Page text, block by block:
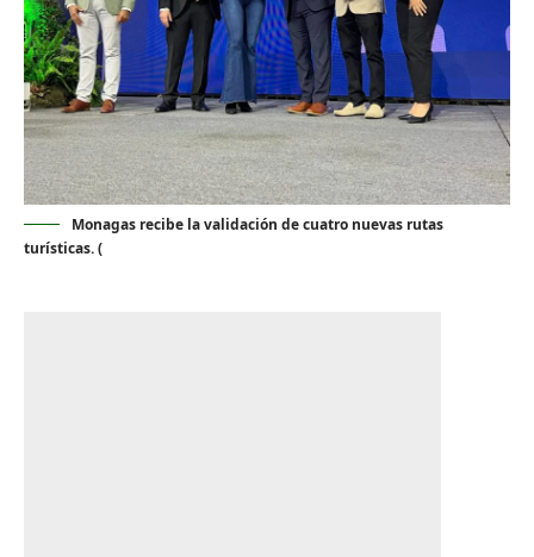
Monagas recibe la validación de cuatro nuevas rutas
turísticas. (